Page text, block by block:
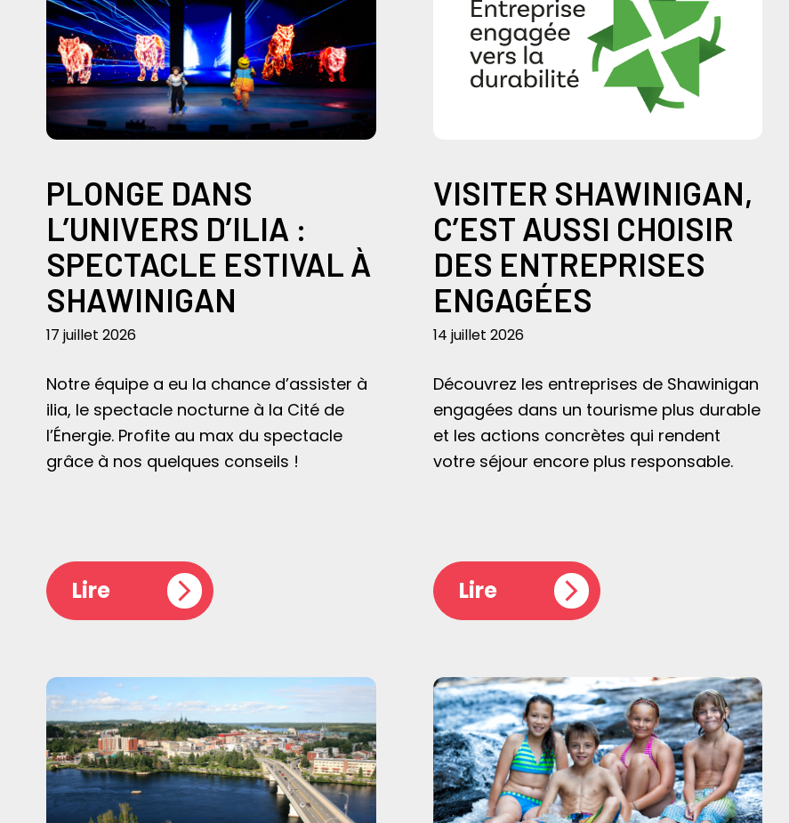
PLONGE DANS
L’UNIVERS D’ILIA :
SPECTACLE ESTIVAL À
SHAWINIGAN
17 juillet 2026
Notre équipe a eu la chance d’assister à
ilia, le spectacle nocturne à la Cité de
l’Énergie. Profite au max du spectacle
grâce à nos quelques conseils !
Lire
VISITER SHAWINIGAN,
C’EST AUSSI CHOISIR
DES ENTREPRISES
ENGAGÉES
14 juillet 2026
Découvrez les entreprises de Shawinigan
engagées dans un tourisme plus durable
et les actions concrètes qui rendent
votre séjour encore plus responsable.
Lire